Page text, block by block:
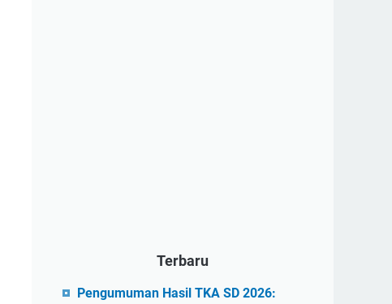
Terbaru
Pengumuman Hasil TKA SD 2026: